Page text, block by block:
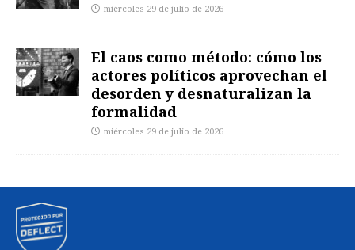
miércoles 29 de julio de 2026
El caos como método: cómo los
actores políticos aprovechan el
desorden y desnaturalizan la
formalidad
miércoles 29 de julio de 2026